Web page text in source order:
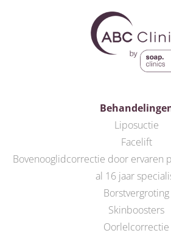
Liposuctie
Facelift
Bovenooglidcorrectie door ervaren
al 16 jaar
Borstvergroting
Skinboosters
Oorlelcorrectie